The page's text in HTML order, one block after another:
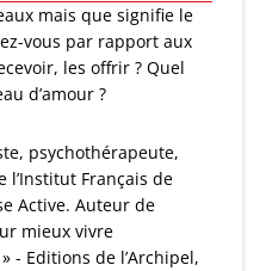
mais que signifie le
vous par rapport aux
les offrir ? Quel
d’amour ?
psychothérapeute,
l’Institut Français de
Active. Auteur de
mieux vivre
- Editions de l’Archipel,